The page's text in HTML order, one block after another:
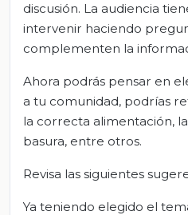
discusión. La audiencia
intervenir haciendo
complementen la
Ahora podrás pensar en
a tu comunidad, podrías
la correcta alimentación,
basura, entre otros.
Revisa las siguientes
Ya teniendo elegido el